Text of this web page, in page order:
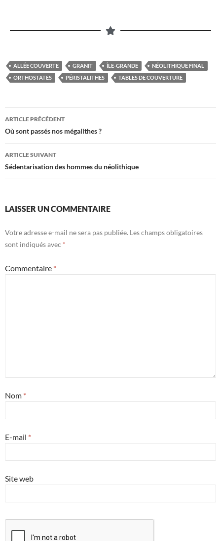
ALLÉE COUVERTE GRANIT ÎLE-GRANDE
NÉOLITHIQUE FINAL
ORTHOSTATES
PÉRISTALITHES TABLES DE COUVERTURE
ARTICLE PRÉCÉDENT
Où sont passés nos mégalithes ?
ARTICLE SUIVANT
Sédentarisation des hommes du néolithique
LAISSER UN COMMENTAIRE
Votre adresse e-mail ne sera pas publiée. Les champs obligatoires
sont indiqués avec *
Commentaire *
Nom *
E-mail *
Site web